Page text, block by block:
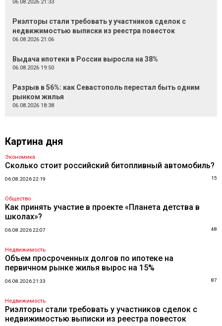
06.08.2026 21:33
Риэлторы стали требовать у участников сделок с
недвижимостью выписки из реестра повесток
06.08.2026 21:06
Выдача ипотеки в России выросла на 38%
06.08.2026 19:50
Разрыв в 56%: как Севастополь перестал быть одним
рынком жилья
06.08.2026 18:38
Картина дня
Экономика
Сколько стоит российский битопливный автомобиль?
06.08.2026 22:19 15
Общество
Как принять участие в проекте «Планета детства в
школах»?
06.08.2026 22:07 48
Недвижимость
Объем просроченных долгов по ипотеке на
первичном рынке жилья вырос на 15%
06.08.2026 21:33 87
Недвижимость
Риэлторы стали требовать у участников сделок с
недвижимостью выписки из реестра повесток